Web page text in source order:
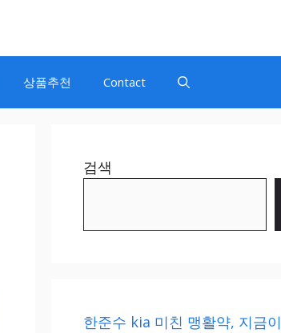
상품추천 Contact
검색
한준수 kia 미친 맹활약, 지금이